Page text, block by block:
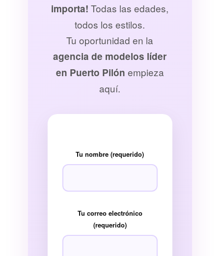
importa! Todas las edades,
todos los estilos.
Tu oportunidad en la
agencia de modelos líder
en Puerto Pilón empieza
aquí.
Tu nombre (requerido)
Tu correo electrónico
(requerido)